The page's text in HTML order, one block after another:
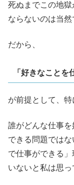
死ぬまでこの地
ならないのは当然
だから、
「好きなことを
が前提として、特
誰がどんな仕事
できる問題では
で仕事ができる
いないと私は思っ